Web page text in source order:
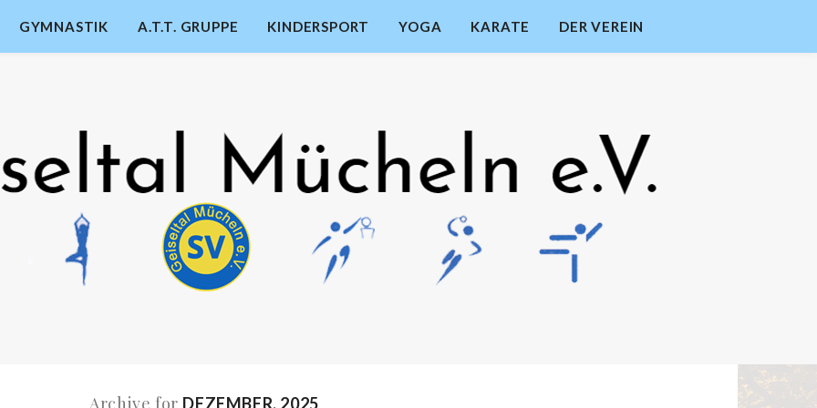
GYMNASTIK A.T.T. GRUPPE KINDERSPORT YOGA KARATE DER VEREIN
Archive for DEZEMBER, 2025